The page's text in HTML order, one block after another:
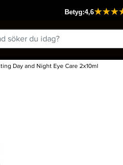
Day and Night Eye Care 2x10ml
Passar